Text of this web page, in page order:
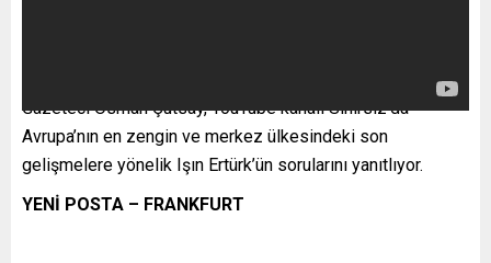
Gazeteci Osman Çutsay, YouTube kanalı Sınırsız’da
Avrupa’nın en zengin ve merkez ülkesindeki son
gelişmelere yönelik Işın Ertürk’ün sorularını yanıtlıyor.
YENİ POSTA – FRANKFURT